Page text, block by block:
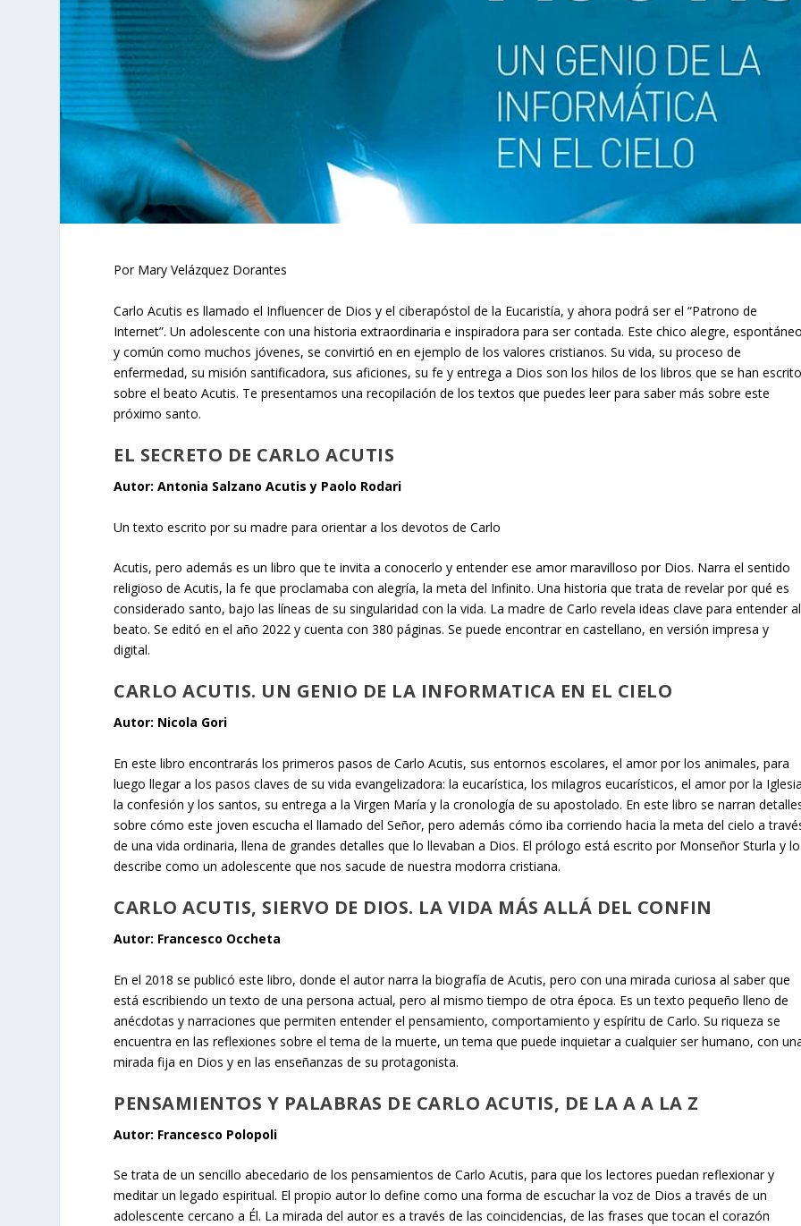
Por Mary Velázquez Dorantes
Carlo Acutis es llamado el Influencer de Dios y el ciberapóstol de la Eucaristía, y ahora podrá ser el “Patrono de
Internet”. Un adolescente con una historia extraordinaria e inspiradora para ser contada. Este chico alegre, espontáneo
y común como muchos jóvenes, se convirtió en en ejemplo de los valores cristianos. Su vida, su proceso de
enfermedad, su misión santificadora, sus aficiones, su fe y entrega a Dios son los hilos de los libros que se han escrito
sobre el beato Acutis. Te presentamos una recopilación de los textos que puedes leer para saber más sobre este
próximo santo.
EL SECRETO DE CARLO ACUTIS
Autor: Antonia Salzano Acutis y Paolo Rodari
Un texto escrito por su madre para orientar a los devotos de Carlo
Acutis, pero además es un libro que te invita a conocerlo y entender ese amor maravilloso por Dios. Narra el sentido
religioso de Acutis, la fe que proclamaba con alegría, la meta del Infinito. Una historia que trata de revelar por qué es
considerado santo, bajo las líneas de su singularidad con la vida. La madre de Carlo revela ideas clave para entender al
beato. Se editó en el año 2022 y cuenta con 380 páginas. Se puede encontrar en castellano, en versión impresa y
digital.
CARLO ACUTIS. UN GENIO DE LA INFORMATICA EN EL CIELO
Autor: Nicola Gori
En este libro encontrarás los primeros pasos de Carlo Acutis, sus entornos escolares, el amor por los animales, para
luego llegar a los pasos claves de su vida evangelizadora: la eucarística, los milagros eucarísticos, el amor por la
la confesión y los santos, su entrega a la Virgen María y la cronología de su apostolado. En este libro se narran
sobre cómo este joven escucha el llamado del Señor, pero además cómo iba corriendo hacia la meta del cielo a
de una vida ordinaria, llena de grandes detalles que lo llevaban a Dios. El prólogo está escrito por Monseñor Sturla y lo
describe como un adolescente que nos sacude de nuestra modorra cristiana.
CARLO ACUTIS, SIERVO DE DIOS. LA VIDA MÁS ALLÁ DEL CONFIN
Autor: Francesco Occheta
En el 2018 se publicó este libro, donde el autor narra la biografía de Acutis, pero con una mirada curiosa al saber que
está escribiendo un texto de una persona actual, pero al mismo tiempo de otra época. Es un texto pequeño lleno de
anécdotas y narraciones que permiten entender el pensamiento, comportamiento y espíritu de Carlo. Su riqueza se
encuentra en las reflexiones sobre el tema de la muerte, un tema que puede inquietar a cualquier ser humano, con
mirada fija en Dios y en las enseñanzas de su protagonista.
PENSAMIENTOS Y PALABRAS DE CARLO ACUTIS, DE LA A A LA Z
Autor: Francesco Polopoli
Se trata de un sencillo abecedario de los pensamientos de Carlo Acutis, para que los lectores puedan reflexionar y
meditar un legado espiritual. El propio autor lo define como una forma de escuchar la voz de Dios a través de un
adolescente cercano a Él. La mirada del autor es a través de las coincidencias, de las frases que tocan el corazón